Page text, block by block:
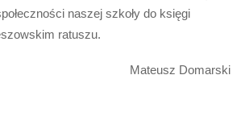
naszej szkoły do księgi
ratuszu.
Mateusz Domarski